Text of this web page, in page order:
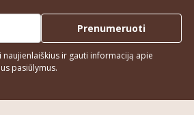
naujienlaiškius ir gauti informaciją apie
pasiūlymus.
Prenumeruoti